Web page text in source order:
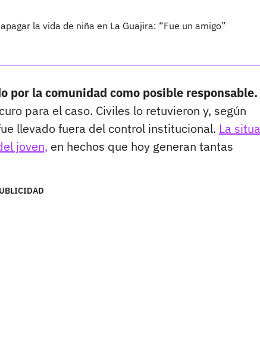
la vida de niña en La Guajira: “Fue un amigo”
por la comunidad como posible responsable.
para el caso. Civiles lo retuvieron y, según
llevado fuera del control institucional. La
joven, en hechos que hoy generan tantas